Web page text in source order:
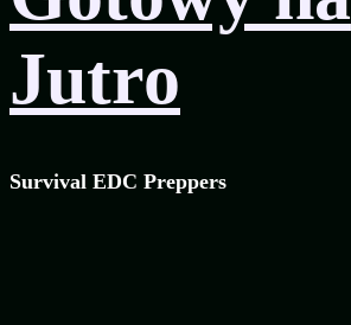
Jutro
Survival EDC Preppers